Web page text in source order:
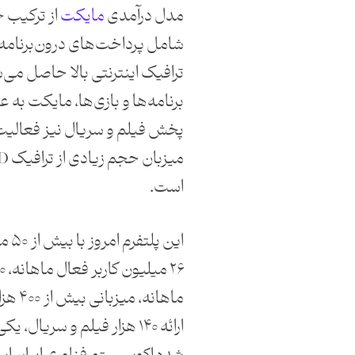
مدل درآمدیمایکتاز
شامل پرداخت‌های
ترافیک اینترنتی بالا حاصل
برنامه‌ها و بازی‌ها، مایکت به
پخش فیلم و سریال نیز فعالیت
است.
ارائه ۱۴۰ هزار فیلم و